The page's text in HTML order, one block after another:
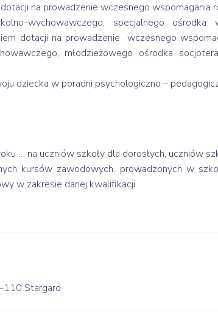
na prowadzenie wczesnego wspomagania
wychowawczego, specjalnego ośrodka
dotacji na prowadzenie wczesnego
młodzieżowego ośrodka
dziecka w poradni psychologiczno –
… na uczniów szkoły dla dorosłych, uczniów
kursów zawodowych, prowadzonych w
w zakresie danej kwalifikacji
110 Stargard